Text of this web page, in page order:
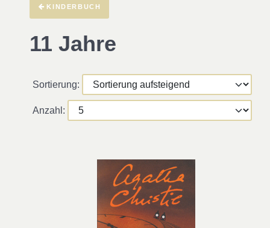
KINDERBUCH
11 Jahre
Sortierung:
Anzahl: